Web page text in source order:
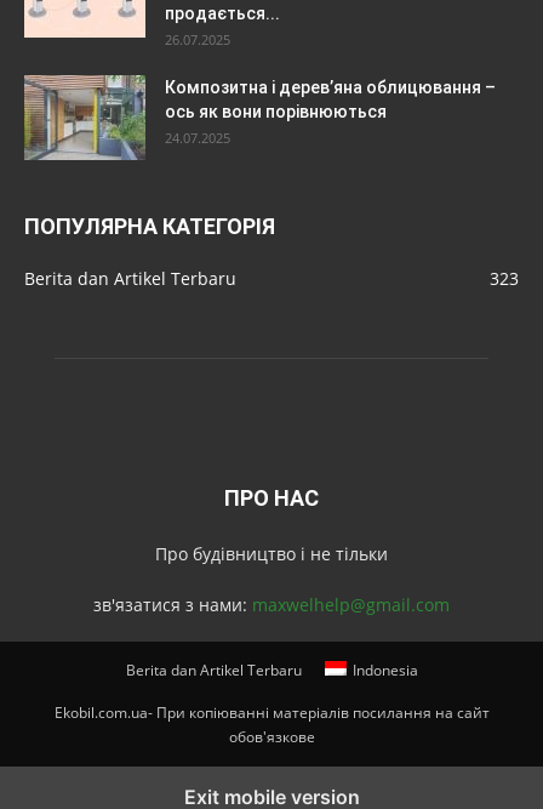
продається...
26.07.2025
Композитна і дерев’яна облицювання –
ось як вони порівнюються
24.07.2025
ПОПУЛЯРНА КАТЕГОРІЯ
Berita dan Artikel Terbaru 323
ПРО НАС
Про будівництво і не тільки
зв'язатися з нами: maxwelhelp@gmail.com
Berita dan Artikel Terbaru Indonesia
Ekobil.com.ua- При копіюванні матеріалів посилання на сайт
обов'язкове
Exit mobile version